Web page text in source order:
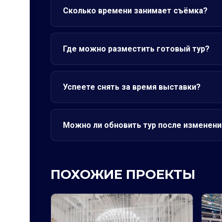
Сколько времени занимает съёмка?
Где можно разместить готовый тур?
Успеете снять за время выставки?
Можно ли обновить тур после
ПОХОЖИЕ ПРОЕКТЫ